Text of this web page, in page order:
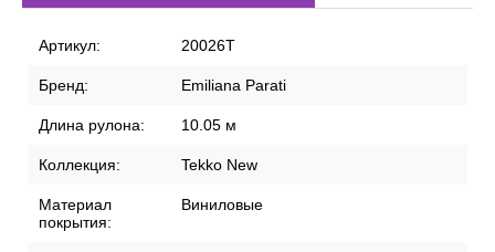
Артикул: 20026T
Бренд: Emiliana Parati
Длина рулона: 10.05 м
Коллекция: Tekko New
Материал
покрытия:
Виниловые